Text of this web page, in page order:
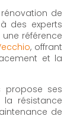
de
des experts
une référence
, offrant
et la
propose ses
résistance
de